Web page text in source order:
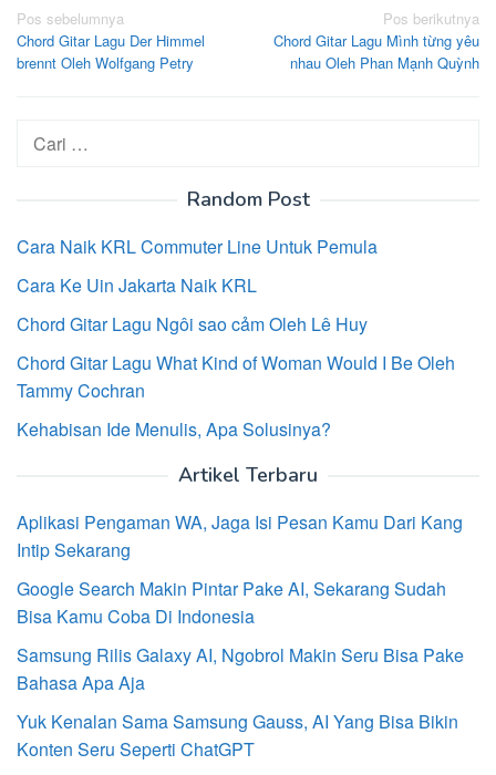
Navigasi
pos
Pos sebelumnya
Chord Gitar Lagu Der Himmel
brennt Oleh Wolfgang Petry
Pos berikutnya
Chord Gitar Lagu Mình từng yêu
nhau Oleh Phan Mạnh Quỳnh
Cari
untuk:
Random Post
Cara Naik KRL Commuter Line Untuk Pemula
Cara Ke Uin Jakarta Naik KRL
Chord Gitar Lagu Ngôi sao cảm Oleh Lê Huy
Chord Gitar Lagu What Kind of Woman Would I Be Oleh
Tammy Cochran
Kehabisan Ide Menulis, Apa Solusinya?
Artikel Terbaru
Aplikasi Pengaman WA, Jaga Isi Pesan Kamu Dari Kang
Intip Sekarang
Google Search Makin Pintar Pake AI, Sekarang Sudah
Bisa Kamu Coba Di Indonesia
Samsung Rilis Galaxy AI, Ngobrol Makin Seru Bisa Pake
Bahasa Apa Aja
Yuk Kenalan Sama Samsung Gauss, AI Yang Bisa Bikin
Konten Seru Seperti ChatGPT